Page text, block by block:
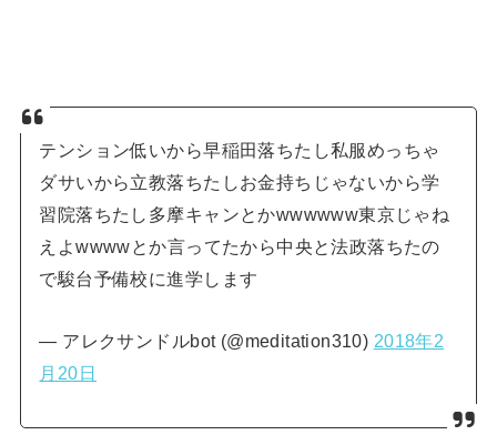
テンション低いから早稲田落ちたし私服めっちゃ
ダサいから立教落ちたしお金持ちじゃないから学
習院落ちたし多摩キャンとかwwwwww東京じゃね
えよwwwwとか言ってたから中央と法政落ちたの
で駿台予備校に進学します
— アレクサンドルbot (@meditation310) 2018年2
月20日